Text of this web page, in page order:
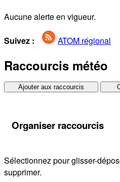
Aucune alerte en vigueur.
Suivez : ATOM régional
Raccourcis météo
Ajouter aux raccourcis
Organiser raccourcis
Sélectionnez pour glisser-
supprimer.